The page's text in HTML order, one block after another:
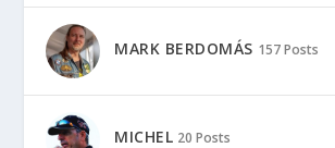
MARK BERDOMÁS 157 Posts
MICHEL 20 Posts